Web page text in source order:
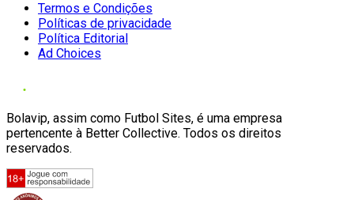
Termos e Condições
Políticas de privacidade
Política Editorial
Ad Choices
Bolavip, assim como Futbol Sites, é uma empresa
pertencente à Better Collective. Todos os direitos
reservados.